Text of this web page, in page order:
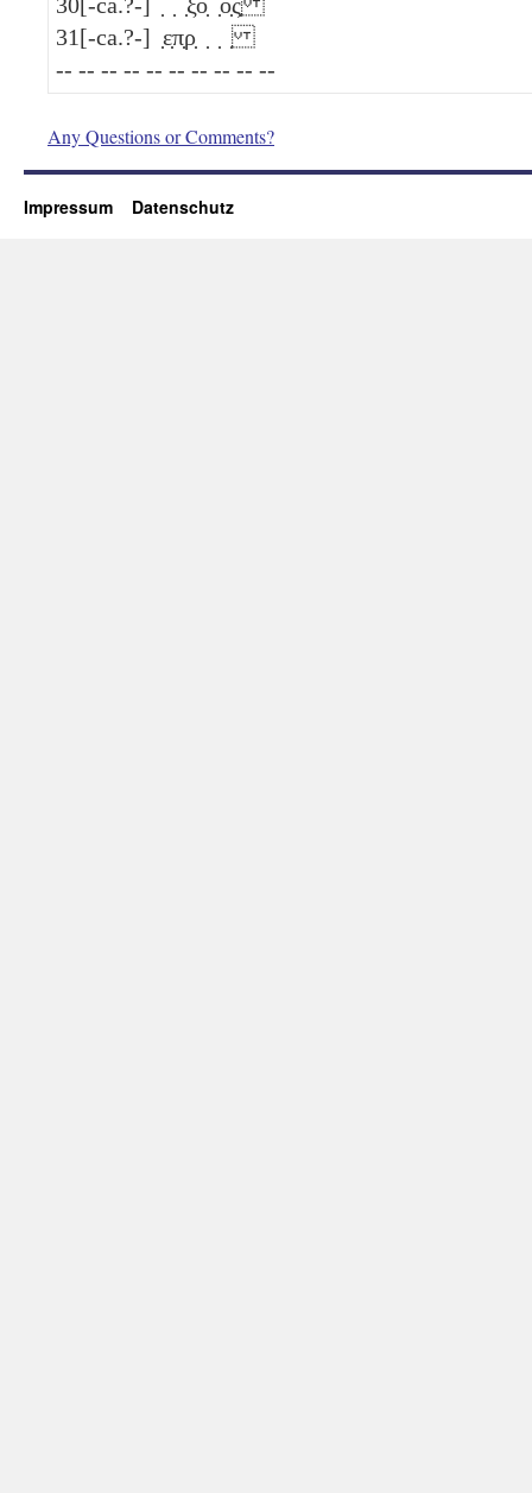
31[-ca.?-] ̣ε̣π̣ρ̣ ̣ ̣ ̣
-- -- -- -- -- -- -- -- -- --
Any Questions or Comments?
Impressum Datenschutz